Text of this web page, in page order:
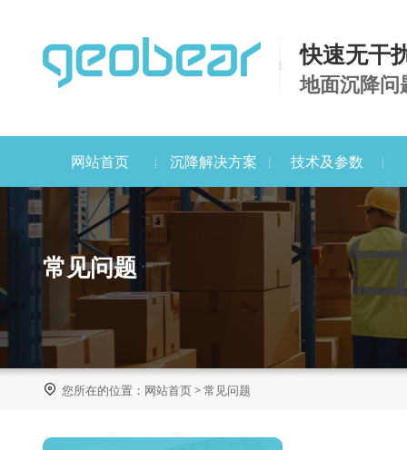
快速无干
地面沉降问
网站首页 沉降解决方案 技术及参数
常见问题
 您所在的位置： 网站首页>常见问题